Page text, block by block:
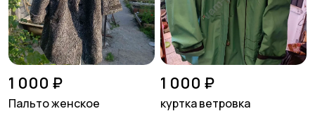
1 000 ₽
Пальто женское
1 000 ₽
куртка ветровка